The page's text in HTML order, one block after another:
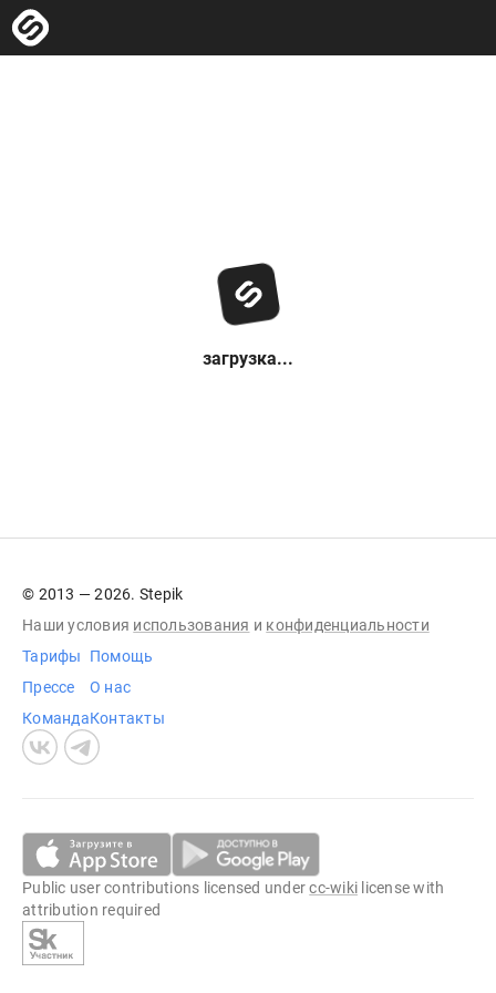
загрузка...
© 2013 — 2026. Stepik
Наши условия использования и конфиденциальности
Тарифы
Прессе
Команда
Помощь
О нас
Контакты
Public user contributions licensed undercc-wiki license with
attribution required